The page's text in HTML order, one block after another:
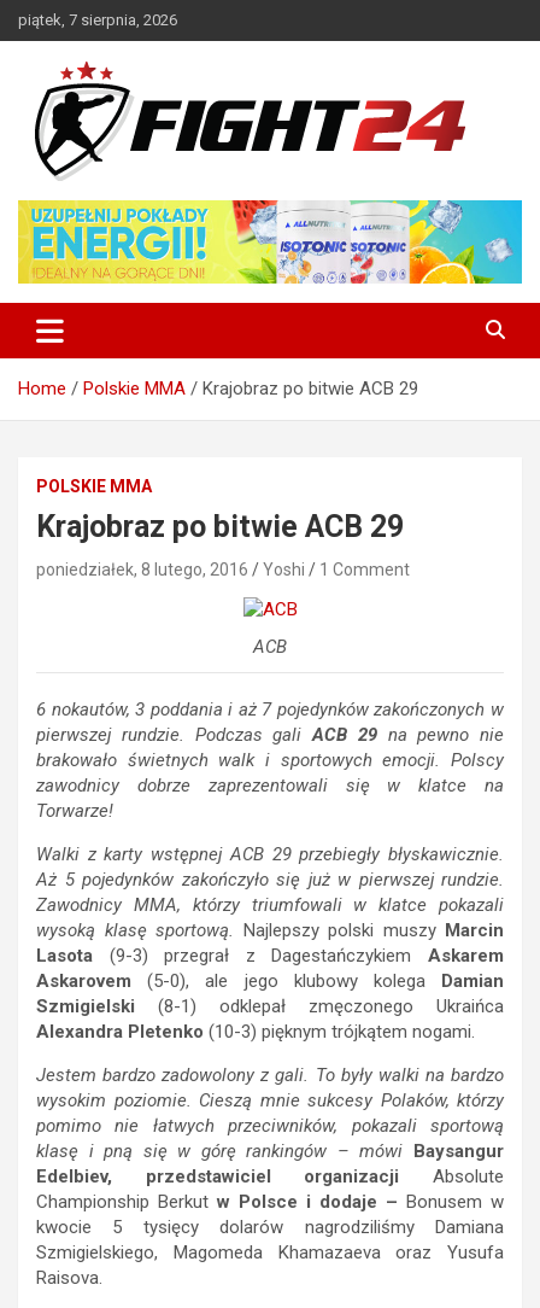
Skip
to
piątek, 7 sierpnia, 2026
FIGHT24.PL – MMA i K-1, UFC
Home Polskie MMA Krajobraz po bitwie ACB 29
POLSKIE MMA
Krajobraz po bitwie ACB 29
poniedziałek, 8 lutego, 2016 Yoshi 1 Comment
ACB
6 nokautów, 3 poddania i aż 7 pojedynków zakończonych w
pierwszej rundzie. Podczas galiACB 29na pewno nie
brakowało świetnych walk i sportowych emocji. Polscy
zawodnicy dobrze zaprezentowali się w klatce na
Torwarze!
Walki z karty wstępnej ACB 29 przebiegły błyskawicznie.
Aż 5 pojedynków zakończyło się już w pierwszej rundzie.
Zawodnicy MMA, którzy triumfowali w klatce pokazali
wysoką klasę sportową. Najlepszy polski muszy Marcin
Lasota (9-3) przegrał z Dagestańczykiem Askarem
Askarovem (5-0), ale jego klubowy kolega Damian
Szmigielski (8-1) odklepał zmęczonego Ukraińca
Alexandra Pletenko (10-3) pięknym trójkątem nogami.
Jestem bardzo zadowolony z gali. To były walki na bardzo
wysokim poziomie. Cieszą mnie sukcesy Polaków, którzy
pomimo nie łatwych przeciwników, pokazali sportową
klasę i pną się w górę rankingów – mówi Baysangur
Edelbiev, przedstawiciel organizacji Absolute
Championship Berkutw Polsce i dodaje – Bonusem w
kwocie 5 tysięcy dolarów nagrodziliśmy Damiana
Szmigielskiego, Magomeda Khamazaeva oraz Yusufa
Raisova.